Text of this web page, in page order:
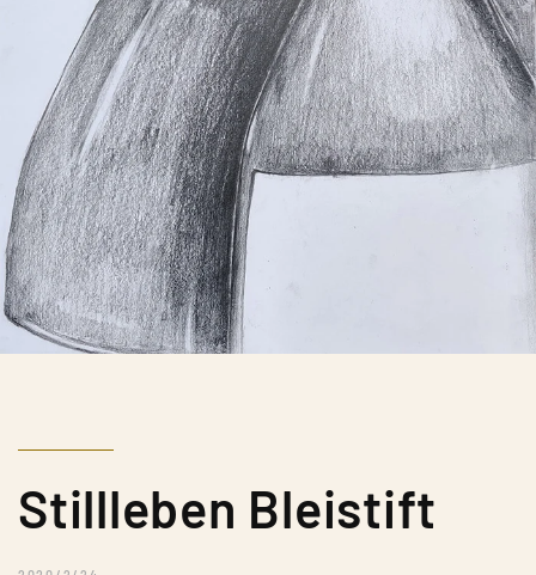
Stillleben Bleistift